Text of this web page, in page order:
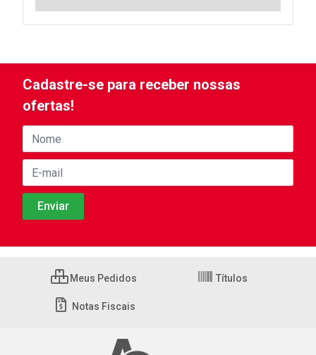
Cadastre-se para receber nossas
ofertas!
Meus Pedidos Títulos
Notas Fiscais